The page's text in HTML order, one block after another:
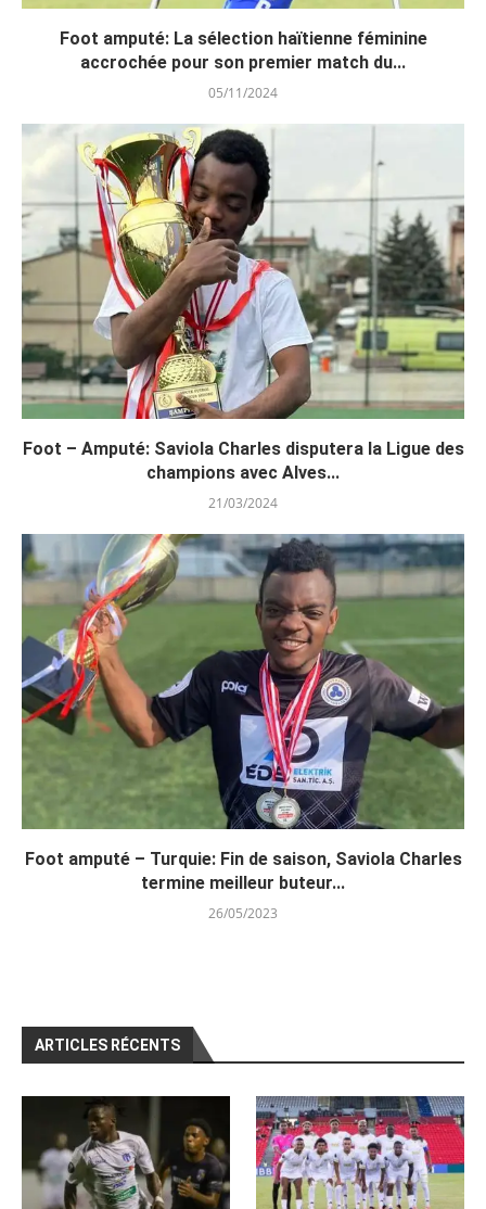
Foot amputé: La sélection haïtienne féminine
accrochée pour son premier match du...
05/11/2024
Foot – Amputé: Saviola Charles disputera la Ligue des
champions avec Alves...
21/03/2024
Foot amputé – Turquie: Fin de saison, Saviola Charles
termine meilleur buteur...
26/05/2023
ARTICLES RÉCENTS